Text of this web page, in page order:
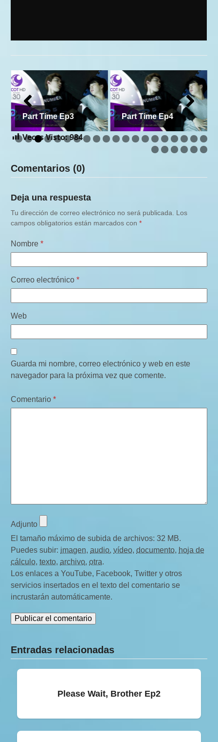
Part Time Ep3 Part Time Ep4
Veces Visto:984
Comentarios (0)
Deja una respuesta
Tu dirección de correo electrónico no será publicada.
Los
campos obligatorios están marcados con*
Nombre*
Correo electrónico*
Web
Guarda mi nombre, correo electrónico y web en este
navegador para la próxima vez que comente.
Comentario*
Adjunto
El tamaño máximo de subida de archivos: 32 MB.
Puedes subir: imagen,audio,vídeo,documento, hoja de
cálculo,texto,archivo,otra.
Los enlaces a YouTube, Facebook, Twitter y otros
servicios insertados en el texto del comentario se
incrustarán automáticamente.
Entradas relacionadas
Please Wait, Brother Ep2